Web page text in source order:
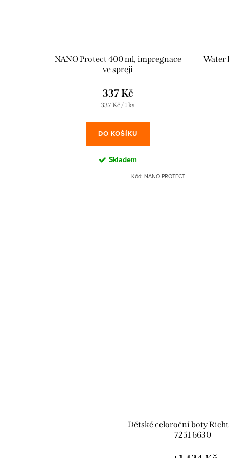
NANO Protect 400 ml, impregnace
ve spreji
337 Kč
Měrná
337 Kč / 1 ks
DO KOŠÍKU
Skladem
Kód: NANO PROTECT
Water
Dětské celoroční boty
7251 6630